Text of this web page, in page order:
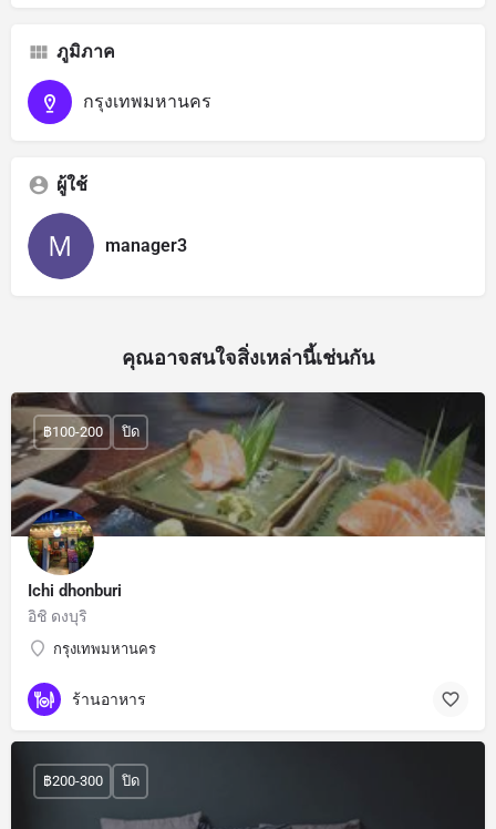
ภูมิภาค
กรุงเทพมหานคร
ผู้ใช้
manager3
คุณอาจสนใจสิ่งเหล่านี้เช่นกัน
Ichi dhonburi
อิชิ ดงบุริ
กรุงเทพมหานคร
฿100-200 ปิด
ร้านอาหาร
฿200-300 ปิด